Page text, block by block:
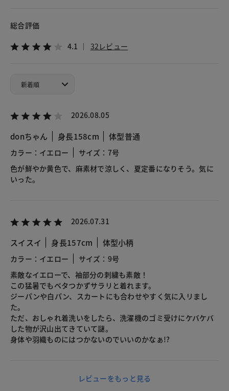
総合評価
4.1 32レビュー
2026.08.05
donちゃん 身長158cm 体型普通
カラー：イエロー
サイズ：7号
色が鮮やか黄色で、麻素材で涼しく、夏定番になりそう。気に
いった。
2026.07.31
スイスイ 身長157cm 体型小柄
カラー：イエロー
サイズ：9号
素敵なイエローで、袖部分の刺繍も素敵！
この猛暑でもベタつかずサラリと着れます。
ジーパンや白パン、スカートにも合わせやすく気に入リまし
た。
ただ、おしゃれ着洗いをしたら、洗濯機のゴミ受けにケバケバ
した物が沢山出てきていて謎。
身体や羽織ものにはつかないのでいいのかなぁ!?
レビューをもっと見る